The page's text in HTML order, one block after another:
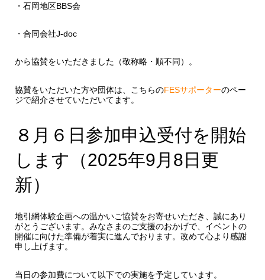
・石岡地区BBS会
・合同会社J-doc
から協賛をいただきました（敬称略・順不同）。
協賛をいただいた方や団体は、こちらのFESサポーターのペー
ジで紹介させていただいてます。
８月６日参加申込受付を開始
します（2025年9月8日更
新）
地引網体験企画への温かいご協賛をお寄せいただき、誠にあり
がとうございます。みなさまのご支援のおかげで、イベントの
開催に向けた準備が着実に進んでおります。改めて心より感謝
申し上げます。
当日の参加費について以下での実施を予定しています。